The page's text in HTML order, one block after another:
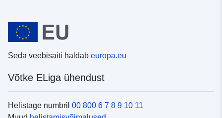
Seda veebisaiti haldab europa.eu
Võtke ELiga ühendust
Helistage numbril 00 800 6 7 8 9 10 11